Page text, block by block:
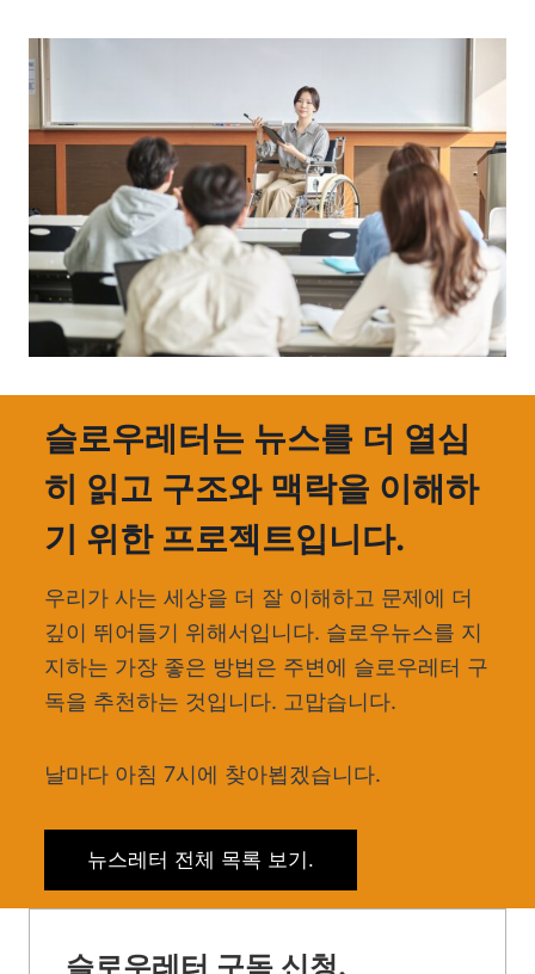
슬로우레터는 뉴스를 더 열심
히 읽고 구조와 맥락을 이해하
기 위한 프로젝트입니다.
우리가 사는 세상을 더 잘 이해하고 문제에 더
깊이 뛰어들기 위해서입니다. 슬로우뉴스를 지
지하는 가장 좋은 방법은 주변에 슬로우레터 구
독을 추천하는 것입니다. 고맙습니다.
날마다 아침 7시에 찾아뵙겠습니다.
뉴스레터 전체 목록 보기.
슬로우레터 구독 신청.